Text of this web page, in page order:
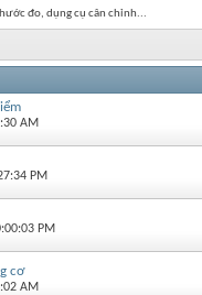
đo, dụng cụ cân chỉnh...
AM
PM
PM
cơ
AM